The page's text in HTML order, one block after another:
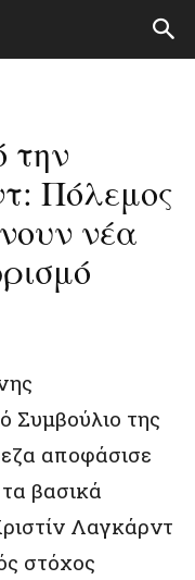
την
Πόλεμος
νέα
Συμβούλιο της
αποφάσισε
βασικά
Λαγκάρντ
στόχος